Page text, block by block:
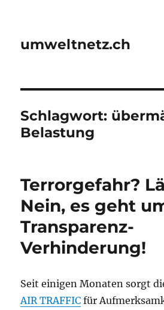
umweltnetz.ch
Schlagwort:
Belastung
Terrorgefahr?
Nein, es geht
Transparenz-
Verhinderung!
Seit einigen Monaten sorgt
AIR TRAFFIC für